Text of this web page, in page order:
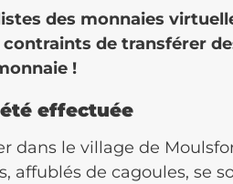
des monnaies
de transférer
!
effectuée
dans le village de
affublés de cagoules, se